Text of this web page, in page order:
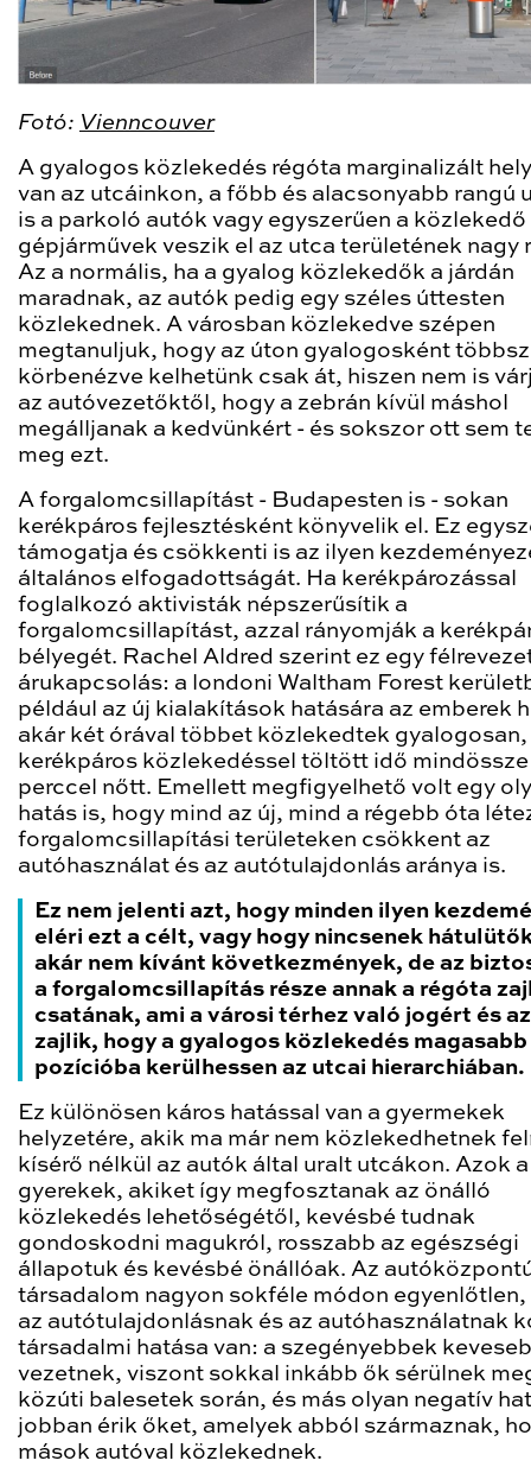
Fotó: Vienncouver
A gyalogos közlekedés régóta marginalizált
van az utcáinkon, a főbb és alacsonyabb rangú
is a parkoló autók vagy egyszerűen a közlekedő
gépjárművek veszik el az utca területének nagy
Az a normális, ha a gyalog közlekedők a járdán
maradnak, az autók pedig egy széles úttesten
közlekednek. A városban közlekedve szépen
megtanuljuk, hogy az úton gyalogosként
körbenézve kelhetünk csak át, hiszen nem is
az autóvezetőktől, hogy a zebrán kívül máshol
megálljanak a kedvünkért - és sokszor ott sem
meg ezt.
A forgalomcsillapítást - Budapesten is - sokan
kerékpáros fejlesztésként könyvelik el. Ez
támogatja és csökkenti is az ilyen
általános elfogadottságát. Ha kerékpározással
foglalkozó aktivisták népszerűsítik a
forgalomcsillapítást, azzal rányomják a
bélyegét. Rachel Aldred szerint ez egy
árukapcsolás: a londoni Waltham Forest
például az új kialakítások hatására az emberek
akár két órával többet közlekedtek gyalogosan,
kerékpáros közlekedéssel töltött idő mindössze
perccel nőtt. Emellett megfigyelhető volt egy
hatás is, hogy mind az új, mind a régebb óta
forgalomcsillapítási területeken csökkent az
autóhasználat és az autótulajdonlás aránya is.
Ez nem jelenti azt, hogy minden ilyen
eléri ezt a célt, vagy hogy nincsenek
akár nem kívánt következmények, de az
a forgalomcsillapítás része annak a régóta
csatának, ami a városi térhez való jogért és
zajlik, hogy a gyalogos közlekedés magasabb
pozícióba kerülhessen az utcai hierarchiában.
Ez különösen káros hatással van a gyermekek
helyzetére, akik ma már nem közlekedhetnek
kísérő nélkül az autók által uralt utcákon. Azok a
gyerekek, akiket így megfosztanak az önálló
közlekedés lehetőségétől, kevésbé tudnak
gondoskodni magukról, rosszabb az egészségi
állapotuk és kevésbé önállóak. Az
társadalom nagyon sokféle módon egyenlőtlen,
az autótulajdonlásnak és az autóhasználatnak
társadalmi hatása van: a szegényebbek
vezetnek, viszont sokkal inkább ők sérülnek
közúti balesetek során, és más olyan negatív
jobban érik őket, amelyek abból származnak,
mások autóval közlekednek.